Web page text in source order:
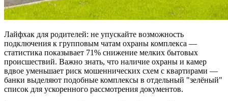
Лайфхак для родителей: не упускайте возможность
подключения к групповым чатам охраны комплекса —
статистика показывает 71% снижение мелких бытовых
происшествий. Важно знать, что наличие охраны и камер
вдвое уменьшает риск мошеннических схем с квартирами —
банки выделяют подобные комплексы в отдельный "зелёный"
список для ускоренного рассмотрения документов.